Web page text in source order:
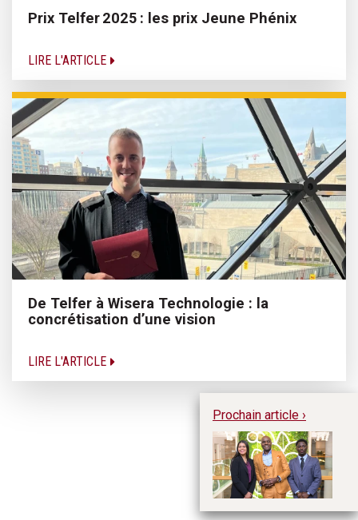
Prix Telfer 2025 : les prix Jeune Phénix
LIRE L'ARTICLE
De Telfer à Wisera Technologie : la
concrétisation d’une vision
LIRE L'ARTICLE
Prochain article ›